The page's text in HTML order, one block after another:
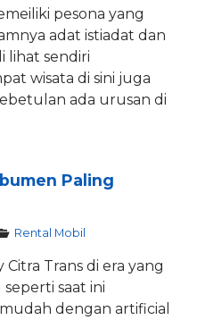
pesona yang
adat istiadat dan
lihat sendiri
wisata di sini juga
ada urusan di
Paling
Rental Mobil
Trans di era yang
saat ini
dengan artificial